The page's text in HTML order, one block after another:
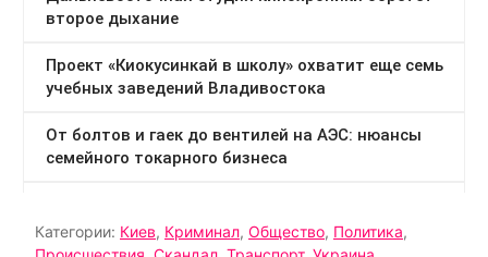
Категории: Киев, Криминал, Общество, Политика,